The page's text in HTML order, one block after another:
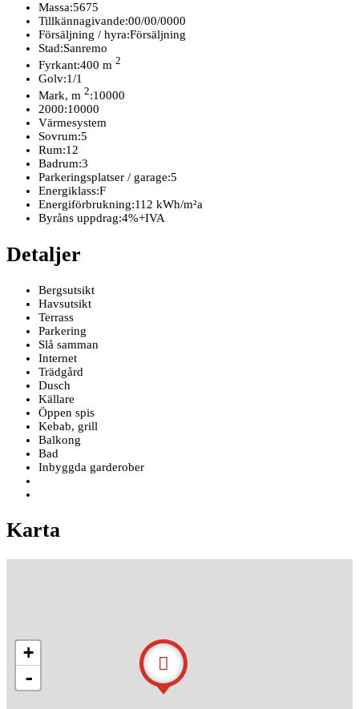
Massa:5675
Tillkännagivande:00/00/0000
Försäljning / hyra:Försäljning
Stad:Sanremo
Fyrkant:400 m 2
Golv:1/1
Mark, m 2:10000
2000:10000
Värmesystem
Sovrum:5
Rum:12
Badrum:3
Parkeringsplatser / garage:5
Energiklass:F
Energiförbrukning:112 kWh/m²a
Byråns uppdrag:4%+IVA
Detaljer
Bergsutsikt
Havsutsikt
Terrass
Parkering
Slå samman
Internet
Trädgård
Dusch
Källare
Öppen spis
Kebab, grill
Balkong
Bad
Inbyggda garderober
Karta
+
-